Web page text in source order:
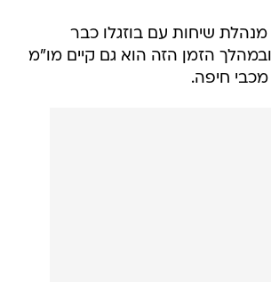
שיחות עם בוזגלו כבר
הזמן הזה הוא גם קיים מו"מ
חיפה.